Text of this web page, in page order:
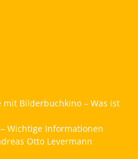
mit Bilderbuchkino – Was ist
Wichtige Informationen
Otto Levermann